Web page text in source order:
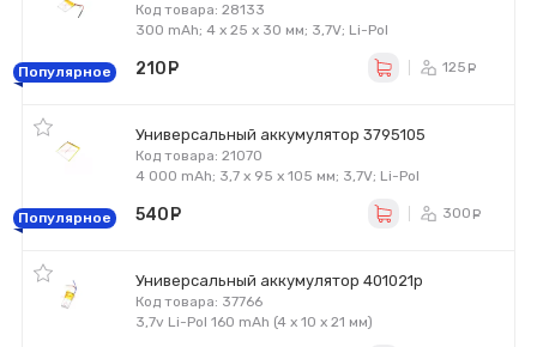
Код товара: 28133
300 mAh; 4 x 25 x 30 мм; 3,7V; Li-Pol
Популярное 210 125
Универсальный аккумулятор 3795105
Код товара: 21070
4 000 mAh; 3,7 x 95 x 105 мм; 3,7V; Li-Pol
Популярное 540 300
Универсальный аккумулятор 401021p
Код товара: 37766
3,7v Li-Pol 160 mAh (4 х 10 х 21 мм)